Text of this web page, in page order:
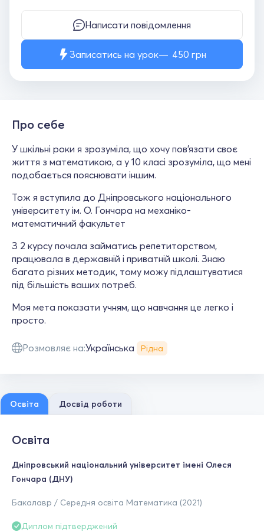
Написати повідомлення
Записатись на урок 450 грн
Про себе
У шкільні роки я зрозуміла, що хочу пов'язати своє
життя з математикою, а у 10 класі зрозуміла, що мені
подобається пояснювати іншим.
Тож я вступила до Дніпровського національного
університету ім. О. Гончара на механіко-
математичний факультет
З 2 курсу почала займатись репетиторством,
працювала в державній і приватній школі. Знаю
багато різних методик, тому можу підлаштуватися
під більшість ваших потреб.
Моя мета показати учням, що навчання це легко і
просто.
Розмовляє на:Українська Рідна
Освіта Досвід роботи
Освіта
Дніпровський національний університет імені Олеся
Гончара (ДНУ)
Бакалавр / Середня освіта Математика (2021)
Диплом підтверджений